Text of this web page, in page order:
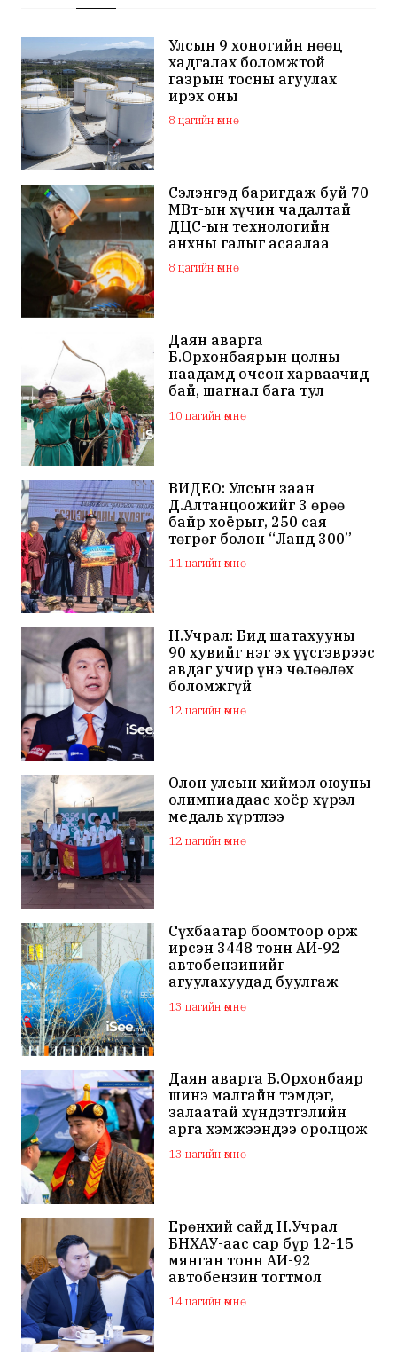
Улсын 9 хоногийн нөөц
хадгалах боломжтой
газрын тосны агуулах
ирэх оны
арванхоёрдугаар сар
ашиглалтад орно
8 цагийн өмнө
Сэлэнгэд баригдаж буй 70
МВт-ын хүчин чадалтай
ДЦС-ын технологийн
анхны галыг асаалаа
8 цагийн өмнө
Даян аварга
Б.Орхонбаярын цолны
наадамд очсон харваачид
бай, шагнал бага тул
наадамд оролцохгүй
гэдгээ мэдэгдлээ
10 цагийн өмнө
ВИДЕО: Улсын заан
Д.Алтанцоожийг 3 өрөө
байр хоёрыг, 250 сая
төгрөг болон “Ланд 300”
маркийн автомашинаар
мялаажээ
11 цагийн өмнө
Н.Учрал: Бид шатахууны
90 хувийг нэг эх үүсгэврээс
авдаг учир үнэ чөлөөлөх
боломжгүй
12 цагийн өмнө
Олон улсын хиймэл оюуны
олимпиадаас хоёр хүрэл
медаль хүртлээ
12 цагийн өмнө
Сүхбаатар боомтоор орж
ирсэн 3448 тонн АИ-92
автобензинийг
агуулахуудад буулгаж
байна
13 цагийн өмнө
Даян аварга Б.Орхонбаяр
шинэ малгайн тэмдэг,
залаатай хүндэтгэлийн
арга хэмжээндээ оролцож
байна
13 цагийн өмнө
Ерөнхий сайд Н.Учрал
БНХАУ-аас сар бүр 12-15
мянган тонн АИ-92
автобензин тогтмол
нийлүүлэх хүсэлт тавилаа
14 цагийн өмнө